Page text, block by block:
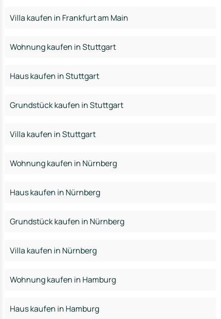
Villa kaufen in Frankfurt am Main
Wohnung kaufen in Stuttgart
Haus kaufen in Stuttgart
Grundstück kaufen in Stuttgart
Villa kaufen in Stuttgart
Wohnung kaufen in Nürnberg
Haus kaufen in Nürnberg
Grundstück kaufen in Nürnberg
Villa kaufen in Nürnberg
Wohnung kaufen in Hamburg
Haus kaufen in Hamburg